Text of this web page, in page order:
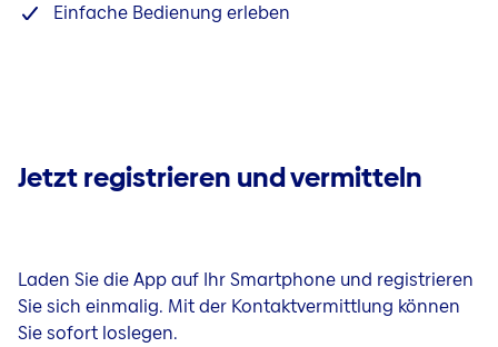
Einfache Bedienung erleben
Jetzt registrieren und vermitteln
Laden Sie die App auf Ihr Smartphone und registrieren
Sie sich einmalig. Mit der Kontaktvermittlung können
Sie sofort loslegen.